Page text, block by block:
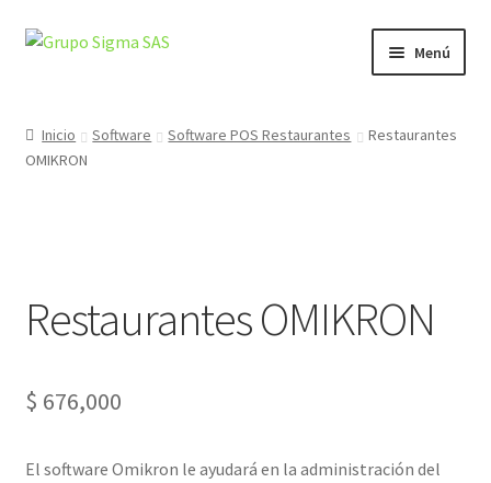
Ir
Ir
Menú
Acerca de Grupo Sigma
Página de pago
Solicitud de licencia
Inicio Software Software POS Restaurantes
Restaurantes
OMIKRON
Restaurantes OMIKRON
$ 676,000
El software Omikron le ayudará en la administración del